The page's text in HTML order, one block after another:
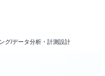
グ/データ分析・計測設計